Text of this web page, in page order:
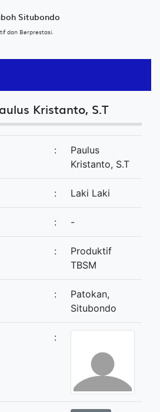
Situbondo
dan Berprestasi.
Kristanto, S.T
:
Paulus
Kristanto, S.T
: Laki Laki
: -
:
Produktif
TBSM
:
Patokan,
Situbondo
: